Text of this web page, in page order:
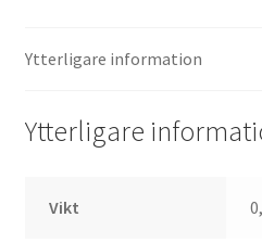
Ytterligare information
Ytterligare
Vikt